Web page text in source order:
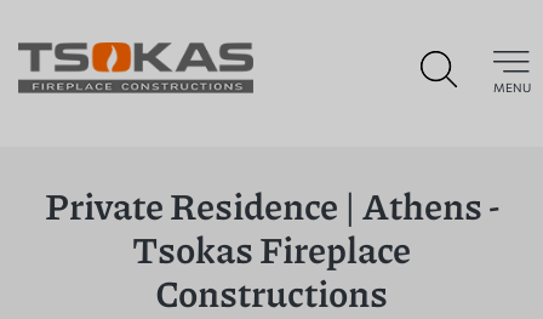
MENU
Private Residence | Athens -
Tsokas Fireplace
Constructions